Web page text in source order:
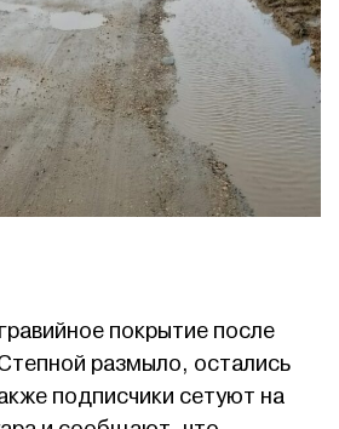
покрытие после
размыло, остались
подписчики сетуют на